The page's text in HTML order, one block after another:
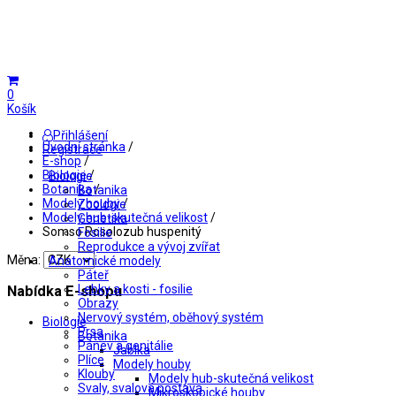
0
Košík
Přihlášení
Registrace
Biologie
Botanika
Zoologie
Genetika
Fosilie
Reprodukce a vývoj zvířat
Anatomické modely
Páteř
Lebky a kosti - fosilie
Obrazy
Nervový systém, oběhový systém
Prsa
Pánev a genitálie
Plíce
Klouby
Svaly, svalová postava
Úvodní stránka /
E-shop /
Biologie/
Botanika/
Modely houby/
Modely hub-skutečná velikost/
Somso Rosolozub huspenitý
Měna:
Nabídka E-shopu
Biologie
Botanika
Jablka
Modely houby
Modely hub-skutečná velikost
Mikroskopické houby